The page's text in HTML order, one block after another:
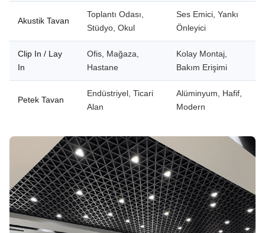
Akustik Tavan
Toplantı Odası,
Stüdyo, Okul
Ses Emici, Yankı
Önleyici
Clip In / Lay
In
Ofis, Mağaza,
Hastane
Kolay Montaj,
Bakım Erişimi
Petek Tavan
Endüstriyel, Ticari
Alan
Alüminyum, Hafif,
Modern